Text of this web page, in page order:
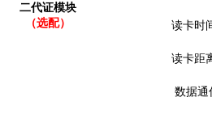
二代证模块
（选配） 读卡时
读卡距
数据通